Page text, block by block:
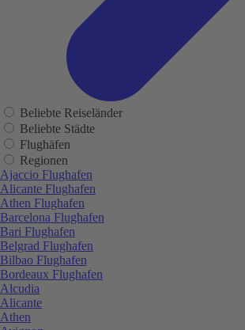
Beliebte Reiseländer
Beliebte Städte
Flughäfen
Regionen
Ajaccio Flughafen
Alicante Flughafen
Athen Flughafen
Barcelona Flughafen
Bari Flughafen
Belgrad Flughafen
Bilbao Flughafen
Bordeaux Flughafen
Alcudia
Alicante
Athen